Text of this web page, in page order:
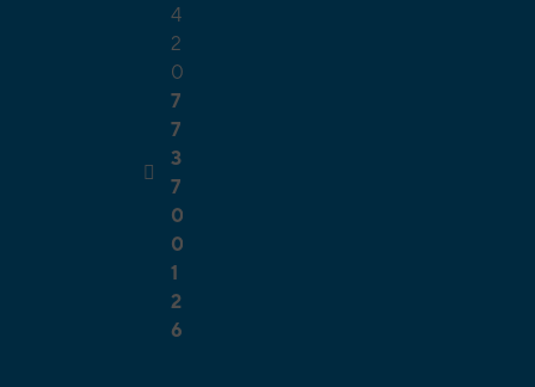
4
2
0
7
7
3
7
0
0
1
2
6